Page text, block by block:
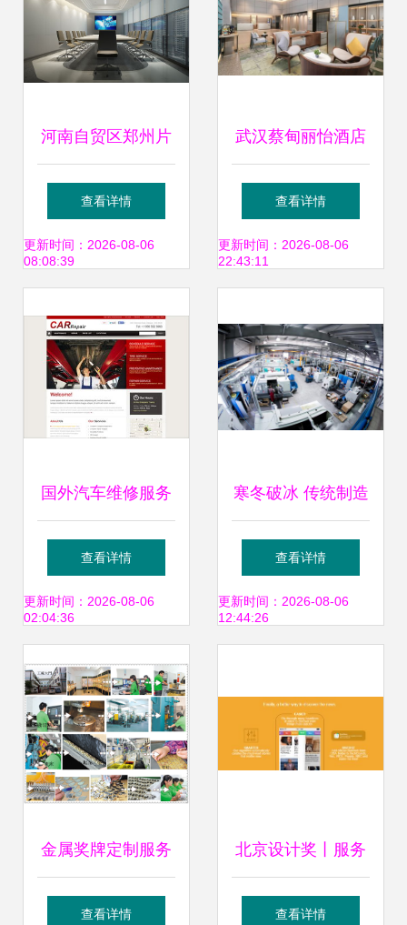
河南自贸区郑州片
区综合服务中心及
办公楼装饰设计施
查看详情
更新时间：2026-08-06
08:08:39
武汉蔡甸丽怡酒店
以匠心设计，赋能
商旅舒适自由新体
查看详情
更新时间：2026-08-06
22:43:11
国外汽车维修服务
网站设计 以用户体
验为核心的视觉与
查看详情
更新时间：2026-08-06
02:04:36
寒冬破冰 传统制造
企业如何借力设计
服务突围
查看详情
更新时间：2026-08-06
12:44:26
金属奖牌定制服务
打造卓越的国际游
查看详情
北京设计奖丨服务
设计奖国际提名作
查看详情